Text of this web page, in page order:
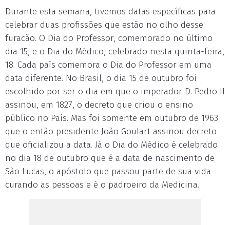
Durante esta semana, tivemos datas específicas para
celebrar duas profissões que estão no olho desse
furacão. O Dia do Professor, comemorado no último
dia 15, e o Dia do Médico, celebrado nesta quinta-feira,
18. Cada país comemora o Dia do Professor em uma
data diferente. No Brasil, o dia 15 de outubro foi
escolhido por ser o dia em que o imperador D. Pedro II
assinou, em 1827, o decreto que criou o ensino
público no País. Mas foi somente em outubro de 1963
que o então presidente João Goulart assinou decreto
que oficializou a data. Já o Dia do Médico é celebrado
no dia 18 de outubro que é a data de nascimento de
São Lucas, o apóstolo que passou parte de sua vida
curando as pessoas e é o padroeiro da Medicina.